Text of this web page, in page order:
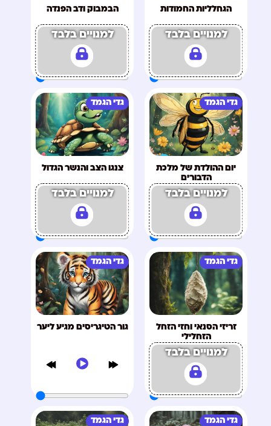
הגחלליות החמודות
למנויים בלבד
הבמבוק ודב הפנדה
למנויים בלבד
גדי הגמד
יום ההולדת של מלכת
הדבורים
למנויים בלבד
גדי הגמד
צנגו הצב והנשר הגדול
למנויים בלבד
גדי הגמד
זריזי הסנאי וחזי הזחל
הזחלילי
למנויים בלבד
גדי הגמד
גור הטיגריסים מגיע ליער
גדי הגמד גדי הגמד